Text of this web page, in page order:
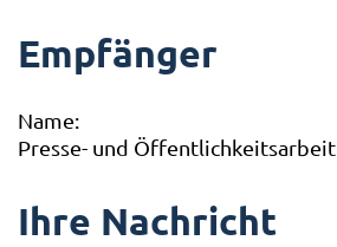
Empfänger
Name:
Presse- und Öffentlichkeitsarbeit
Ihre Nachricht